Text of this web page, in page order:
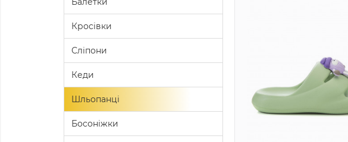
Кросівки
Сліпони
Кеди
Шльопанці
Босоніжки